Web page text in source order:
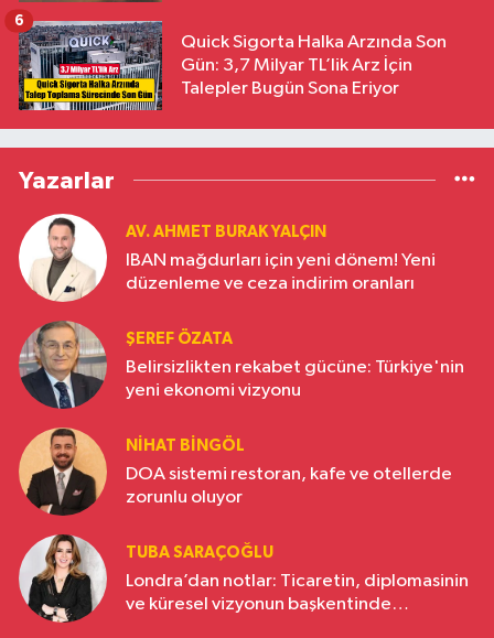
Quick Sigorta Halka Arzında Son
Gün: 3,7 Milyar TL’lik Arz İçin
Talepler Bugün Sona Eriyor
6
Yazarlar
AV. AHMET BURAK YALÇIN
IBAN mağdurları için yeni dönem! Yeni
düzenleme ve ceza indirim oranları
ŞEREF ÖZATA
Belirsizlikten rekabet gücüne: Türkiye'nin
yeni ekonomi vizyonu
NIHAT BINGÖL
DOA sistemi restoran, kafe ve otellerde
zorunlu oluyor
TUBA SARAÇOĞLU
Londra’dan notlar: Ticaretin, diplomasinin
ve küresel vizyonun başkentinde